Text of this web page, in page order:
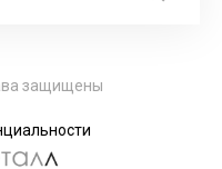
защищены